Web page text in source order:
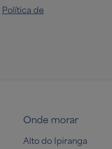
Política de
Onde morar
Alto do Ipiranga